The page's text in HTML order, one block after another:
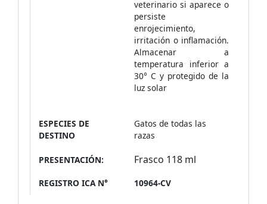
veterinario si aparece o
persiste
enrojecimiento,
irritación o inflamación.
Almacenar a
temperatura inferior a
30° C y protegido de la
luz solar
ESPECIES DE
DESTINO
Gatos de todas las
razas
PRESENTACIÓN: Frasco 118 ml
REGISTRO ICA N° 10964-CV